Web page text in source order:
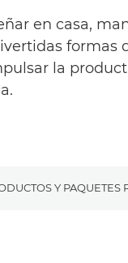
en casa,
formas
la
Y